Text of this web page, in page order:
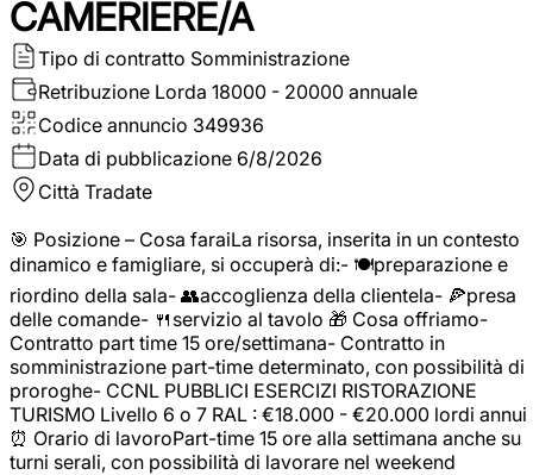
CAMERIERE/A
Tipo di contratto Somministrazione
Retribuzione Lorda 18000 - 20000 annuale
Codice annuncio 349936
Data di pubblicazione 6/8/2026
Città Tradate
🎯 Posizione – Cosa faraiLa risorsa, inserita in un contesto
dinamico e famigliare, si occuperà di:- 🍽️preparazione e
riordino della sala- 👥accoglienza della clientela- 🍕presa
delle comande- 🍴servizio al tavolo 🎁 Cosa offriamo-
Contratto part time 15 ore/settimana- Contratto in
somministrazione part-time determinato, con possibilità di
proroghe- CCNL PUBBLICI ESERCIZI RISTORAZIONE
TURISMO Livello 6 o 7 RAL : €18.000 - €20.000 lordi annui
⏰ Orario di lavoroPart-time 15 ore alla settimana anche su
turni serali, con possibilità di lavorare nel weekend